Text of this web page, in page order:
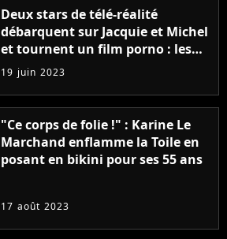
Deux stars de télé-réalité
débarquent sur Jacquie et Michel
et tournent un film porno : les
premières images du tournage
(exclu)
19 juin 2023
"Ce corps de folie !" : Karine Le
Marchand enflamme la Toile en
posant en bikini pour ses 55 ans
17 août 2023